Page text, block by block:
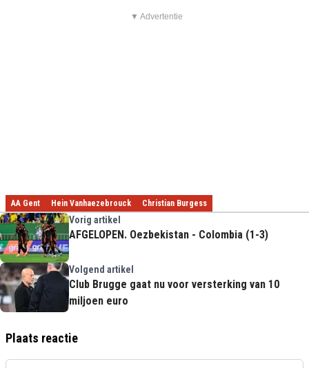
▼ Advertentie
AA Gent Hein Vanhaezebrouck Christian Burgess
Vorig artikel
AFGELOPEN. Oezbekistan - Colombia (1-3)
Volgend artikel
Club Brugge gaat nu voor versterking van 10
miljoen euro
Plaats reactie